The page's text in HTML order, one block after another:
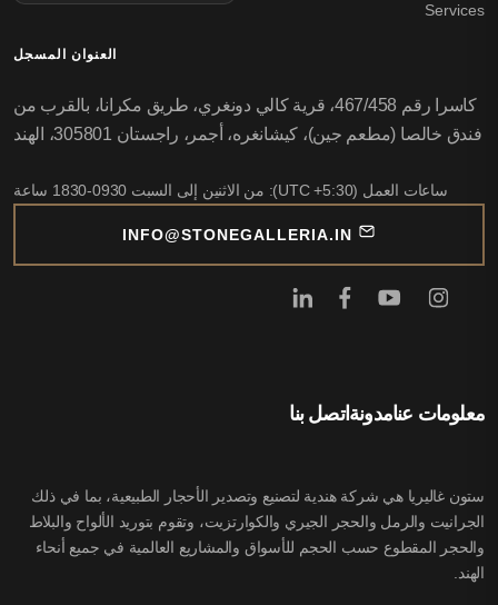
Services
معلومات عنامدونة اتصل بنا
ستون غاليريا هي شركة هندية لتصنيع وتصدير الأحجار الطبيعية، بما في ذلك
الجرانيت والرمل والحجر الجيري والكوارتزيت، وتقوم بتوريد الألواح والبلاط
والحجر المقطوع حسب الحجم للأسواق والمشاريع العالمية في جميع أنحاء
الهند.
العنوان المسجل
كاسرا رقم 467/458، قرية كالي دونغري، طريق مكرانا، بالقرب من
فندق خالصا (مطعم جين)، كيشانغره، أجمر، راجستان 305801، الهند
ساعات العمل (UTC +5:30): من الاثنين إلى السبت 0930-1830 ساعة
INFO@STONEGALLERIA.IN